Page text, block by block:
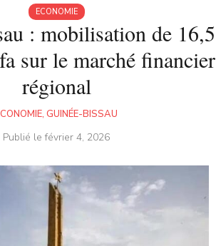
ECONOMIE
: mobilisation de 16,5
sur le marché financier
régional
, GUINÉE-BISSAU
Publié lefévrier 4, 2026